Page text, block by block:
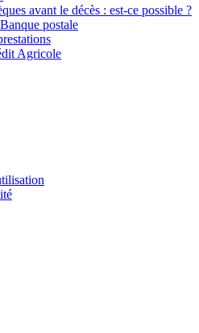
avant le décès : est-ce possible ?
postale
Agricole